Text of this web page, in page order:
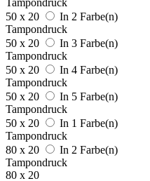
50 x 20
In 2 Farbe(n)
Tampondruck
50 x 20
In 3 Farbe(n)
Tampondruck
50 x 20
In 4 Farbe(n)
Tampondruck
50 x 20
In 5 Farbe(n)
Tampondruck
50 x 20
In 1 Farbe(n)
Tampondruck
80 x 20
In 2 Farbe(n)
Tampondruck
80 x 20